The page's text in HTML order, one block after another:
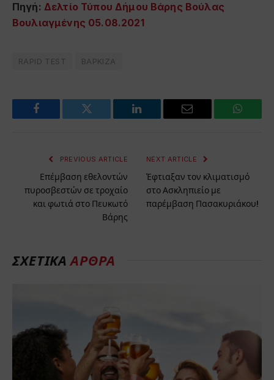
Πηγή: Δελτίο Τύπου Δήμου Βάρης Βούλας
Βουλιαγμένης 05.08.2021
RAPID TEST ΒΑΡΚΙΖΑ
Facebook Twitter LinkedIn Email
PREVIOUS ARTICLE
Επέμβαση εθελοντών
πυροσβεστών σε τροχαίο
και φωτιά στο Πευκωτό
Βάρης
NEXT ARTICLE
Έφτιαξαν τον κλιματισμό
στο Ασκληπιείο με
παρέμβαση Πασακυριάκου!
ΣΧΕΤΙΚΆΆΡΘΡΑ